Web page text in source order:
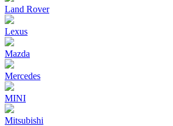
Land Rover
Lexus
Mazda
Mercedes
MINI
Mitsubishi